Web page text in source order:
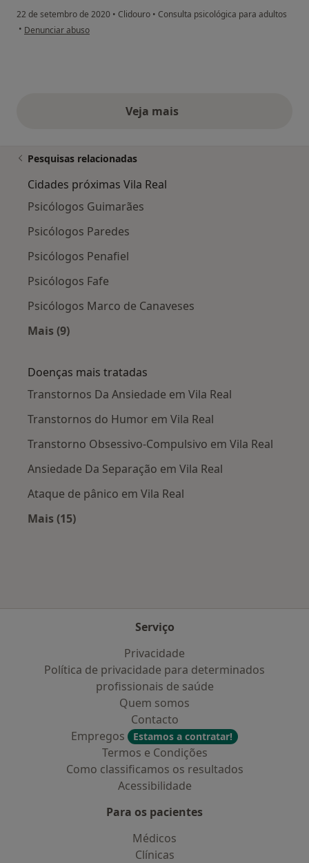
22 de setembro de 2020 • Clidouro • Consulta psicológica para adultos
• na opinião do utilizador Leonor M.
Denunciar abuso
Veja maisopiniões acima
Pesquisas relacionadas
Cidades próximas Vila Real
Psicólogos Guimarães
Psicólogos Paredes
Psicólogos Penafiel
Psicólogos Fafe
Psicólogos Marco de Canaveses
Mais (9)
Doenças mais tratadas
Transtornos Da Ansiedade em Vila Real
Transtornos do Humor em Vila Real
Transtorno Obsessivo-Compulsivo em Vila Real
Ansiedade Da Separação em Vila Real
Ataque de pânico em Vila Real
Mais (15)
Serviço
Privacidade
Política de privacidade para determinados
profissionais de saúde
Quem somos
Contacto
Empregos
Estamos a contratar!
Termos e Condições
Como classificamos os resultados
Acessibilidade
Para os pacientes
Médicos
Clínicas